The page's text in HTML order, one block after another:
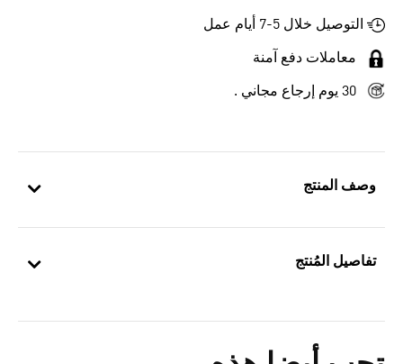
وصف المنتج
تفاصيل المُنتج
التوصيل خلال 5-7 أيام عمل
معاملات دفع آمنة